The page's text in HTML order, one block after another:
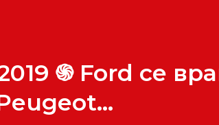
֍ Ford се